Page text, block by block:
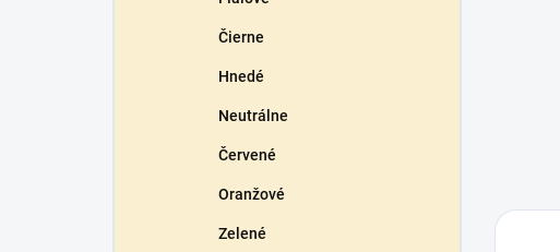
Čierne
Hnedé
Neutrálne
Červené
Oranžové
Zelené